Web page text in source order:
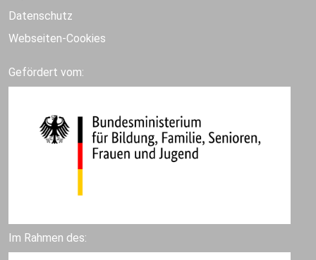
Datenschutz
Webseiten-Cookies
Gefördert vom:
Im Rahmen des: